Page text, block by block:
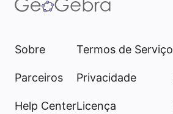
Sobre
Parceiros
Help Center
Termos de Serviço
Privacidade
Licença